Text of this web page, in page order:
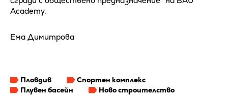
Academy.
Ема Димитрова
Пловдив
Спортен комплекс
Плувен басейн
Ново строителство